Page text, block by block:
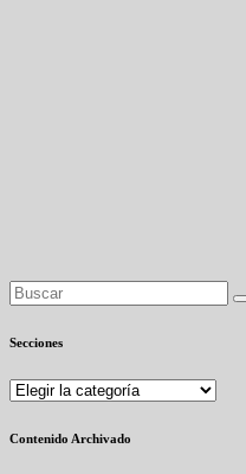
Secciones
Secciones
Contenido Archivado